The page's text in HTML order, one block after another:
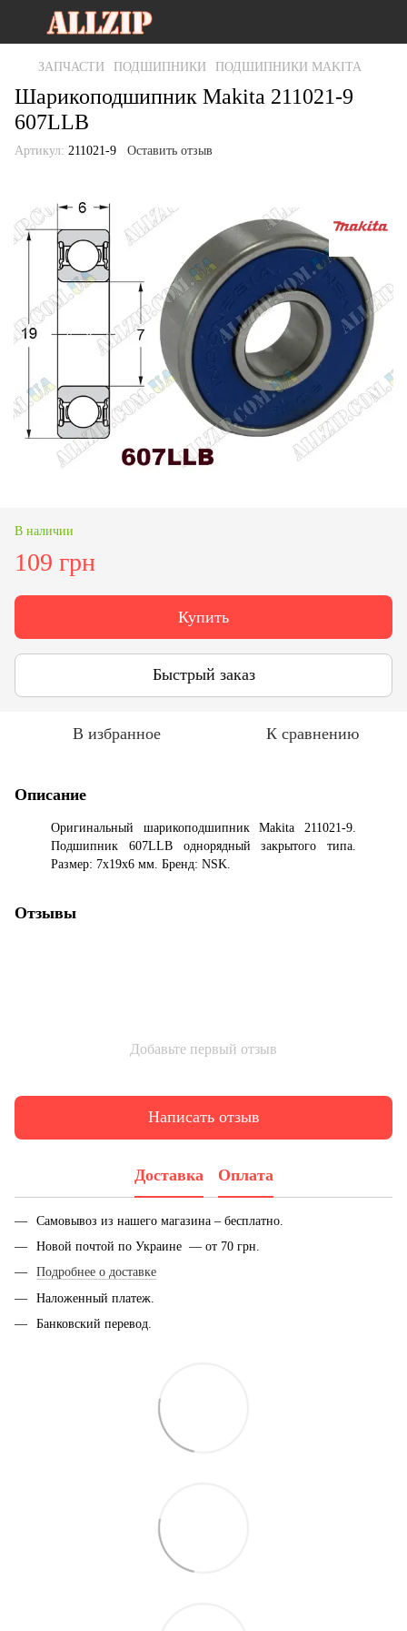
ЗАПЧАСТИ ПОДШИПНИКИ ПОДШИПНИКИ MAKITA
Шарикоподшипник Makita 211021-9
607LLB
Артикул: 211021-9 Оставить отзыв
В наличии
109 грн
Купить
Быстрый заказ
В избранное К сравнению
Описание
Оригинальный шарикоподшипник Makita 211021-9.
Подшипник 607LLB однорядный закрытого типа.
Размер: 7x19x6 мм. Бренд: NSK.
Отзывы
Добавьте первый отзыв
Написать отзыв
Доставка Оплата
Самовывоз из нашего магазина – бесплатно.
Новой почтой по Украине — от 70 грн.
Подробнее о доставке
Наложенный платеж.
Банковский перевод.